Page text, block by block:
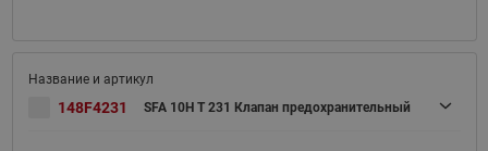
148F4231 SFA 10H T 231 Клапан предохранительный